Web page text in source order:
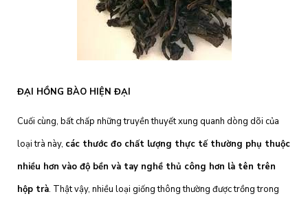
ĐẠI HỒNG BÀO HIỆN ĐẠI
Cuối cùng, bất chấp những truyền thuyết xung quanh dòng dõi của
loại trà này, các thước đo chất lượng thực tế thường phụ thuộc
nhiều hơn vào độ bền và tay nghề thủ công hơn là tên trên
hộp trà. Thật vậy, nhiều loại giống thông thường được trồng trong